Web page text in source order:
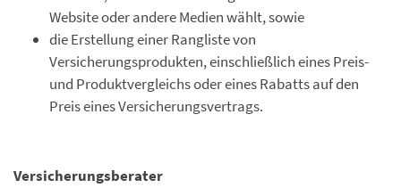
Website oder andere Medien wählt, sowie
die Erstellung einer Rangliste von
Versicherungsprodukten, einschließlich eines Preis-
und Produktvergleichs oder eines Rabatts auf den
Preis eines Versicherungsvertrags.
Versicherungsberater